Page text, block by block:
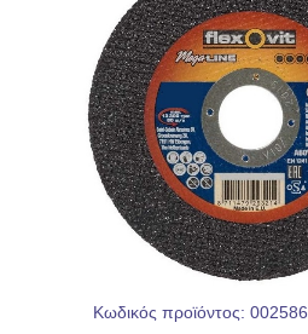
Κωδικός προϊόντος: 002586